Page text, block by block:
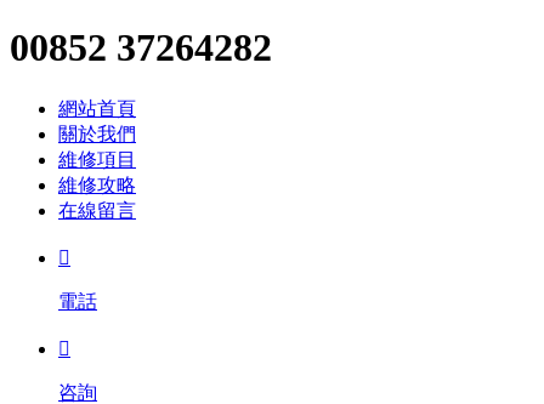
00852 37264282
網站首頁
關於我們
維修項目
維修攻略
在線留言

電話

咨詢